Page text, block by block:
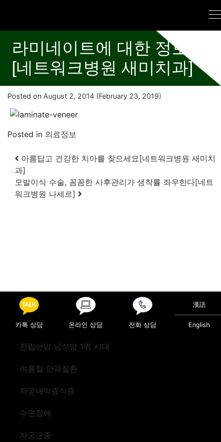
라미네이트에 대한 정보
[네트워크병원 새미치과]
Posted on August 2, 2014 (February 23, 2019)
Posted in 의료정보
Post navigation
아름답고 건강한 치아를 찾으세요[네트워크병원 새미치
과]
모발이식 수술, 꼼꼼한 사후관리가 생착률 좌우한다[네트
워크병원 나세르]
카톡 상담 온라인 상담 전화 상담
漢語
English
전립선암 남성암 1위 시대
여름철 안과질환
자궁내막증식증
수면장애
자궁근종